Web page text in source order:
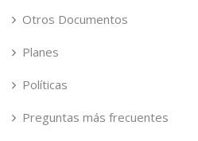
Otros Documentos
Planes
Políticas
Preguntas más frecuentes